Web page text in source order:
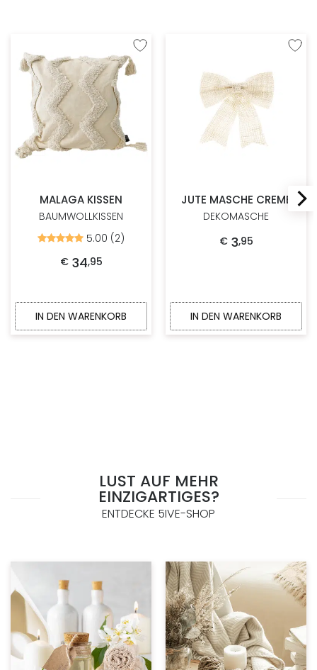
Zur Wunschliste hinzufügen
MALAGA KISSEN
BAUMWOLLKISSEN
Bewertet
5.00
von
5.00 (2)
€ 34,95
IN DEN WARENKORB
Zur
JUTE MASCHE CREME
DEKOMASCHE
€ 3,95
IN DEN WARENKORB
LUST AUF MEHR
EINZIGARTIGES?
ENTDECKE 5IVE-SHOP